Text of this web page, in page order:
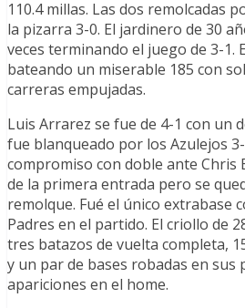
110.4 millas. Las dos remolcadas
la pizarra 3-0. El jardinero de 30
veces terminando el juego de 3-1.
bateando un miserable 185 con
carreras empujadas.
Luis Arrarez se fue de 4-1 con un
fue blanqueado por los Azulejos
compromiso con doble ante Chris
de la primera entrada pero se
remolque. Fué el único extrabase
Padres en el partido. El criollo de
tres batazos de vuelta completa,
y un par de bases robadas en sus
apariciones en el home.